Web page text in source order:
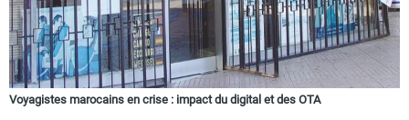
Voyagistes marocains en crise : impact du digital et des OTA